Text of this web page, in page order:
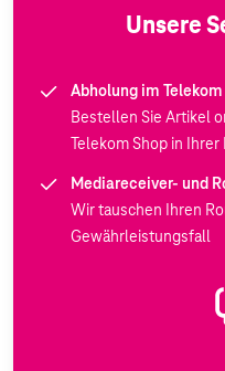
Unsere
Abholung im Telekom
Bestellen Sie Artikel
Telekom Shop in Ihrer
Mediareceiver- und
Wir tauschen Ihren
Gewährleistungsfall